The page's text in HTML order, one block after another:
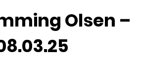
Olsen –